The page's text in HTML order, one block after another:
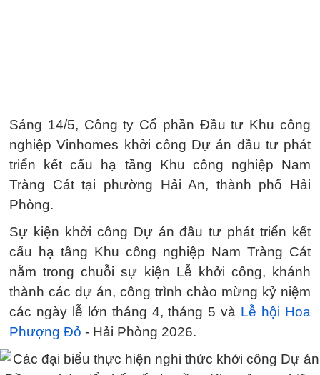
Sáng 14/5, Công ty Cổ phần Đầu tư Khu công
nghiệp Vinhomes khởi công Dự án đầu tư phát
triển kết cấu hạ tầng Khu công nghiệp Nam
Tràng Cát tại phường Hải An, thành phố Hải
Phòng.
Sự kiện khởi công Dự án đầu tư phát triển kết
cấu hạ tầng Khu công nghiệp Nam Tràng Cát
nằm trong chuỗi sự kiện Lễ khởi công, khánh
thành các dự án, công trình chào mừng kỷ niệm
các ngày lễ lớn tháng 4, tháng 5 và Lễ hội Hoa
Phượng Đỏ - Hải Phòng 2026.